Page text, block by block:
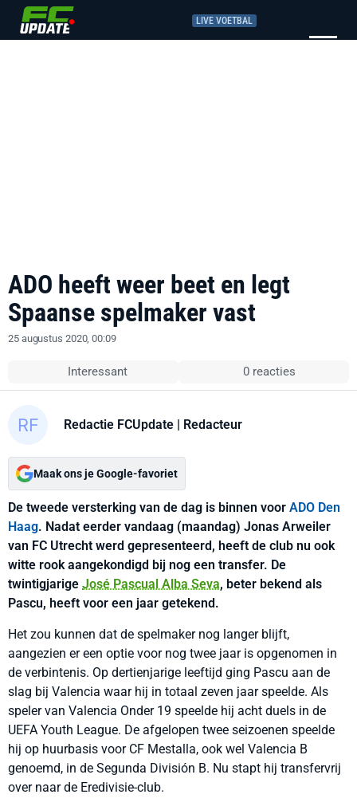
LIVE VOETBAL
ADO heeft weer beet en legt
Spaanse spelmaker vast
25 augustus 2020, 00:09
Interessant 0 reacties
Redactie FCUpdate | Redacteur
Maak ons je Google-favoriet
De tweede versterking van de dag is binnen voor ADO Den
Haag. Nadat eerder vandaag (maandag) Jonas Arweiler
van FC Utrecht werd gepresenteerd, heeft de club nu ook
witte rook aangekondigd bij nog een transfer. De
twintigjarige José Pascual Alba Seva, beter bekend als
Pascu, heeft voor een jaar getekend.
Het zou kunnen dat de spelmaker nog langer blijft,
aangezien er een optie voor nog twee jaar is opgenomen in
de verbintenis. Op dertienjarige leeftijd ging Pascu aan de
slag bij Valencia waar hij in totaal zeven jaar speelde. Als
speler van Valencia Onder 19 speelde hij acht duels in de
UEFA Youth League. De afgelopen twee seizoenen speelde
hij op huurbasis voor CF Mestalla, ook wel Valencia B
genoemd, in de Segunda División B. Nu stapt hij transfervrij
over naar de Eredivisie-club.